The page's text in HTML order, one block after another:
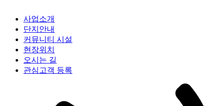
사업소개
단지안내
커뮤니티 시설
현장위치
오시는 길
관심고객 등록